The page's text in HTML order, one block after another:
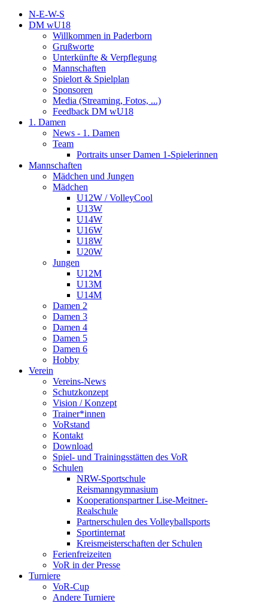
N-E-W-S
DM wU18
Willkommen in Paderborn
Grußworte
Unterkünfte & Verpflegung
Mannschaften
Spielort & Spielplan
Sponsoren
Media (Streaming, Fotos, ...)
Feedback DM wU18
1. Damen
News - 1. Damen
Team
Portraits unser Damen 1-Spielerinnen
Mannschaften
Mädchen und Jungen
Mädchen
U12W / VolleyCool
U13W
U14W
U16W
U18W
U20W
Jungen
U12M
U13M
U14M
Damen 2
Damen 3
Damen 4
Damen 5
Damen 6
Hobby
Verein
Vereins-News
Schutzkonzept
Vision / Konzept
Trainer*innen
VoRstand
Kontakt
Download
Spiel- und Trainingsstätten des VoR
Schulen
NRW-Sportschule
Reismanngymnasium
Kooperationspartner Lise-Meitner-
Realschule
Partnerschulen des Volleyballsports
Sportinternat
Kreismeisterschaften der Schulen
Ferienfreizeiten
VoR in der Presse
Turniere
VoR-Cup
Andere Turniere